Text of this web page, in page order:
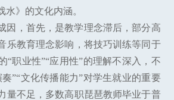
水》的文化内涵。
因，首先，是教学理念滞后，部分高
乐教育理念影响，将技巧训练等同于
“职业性”“应用性”的理解不深入，不
”“文化传播能力”对学生就业的重要
量不足，多数高职琵琶教师毕业于普